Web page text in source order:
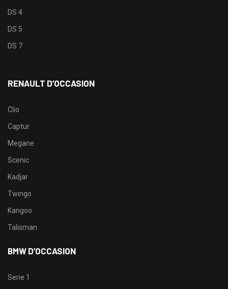
DS 4
DS 5
DS 7
RENAULT D’OCCASION
Clio
Captur
Megane
Scenic
Kadjar
Twingo
Kangoo
Talisman
BMW D’OCCASION
Serie 1